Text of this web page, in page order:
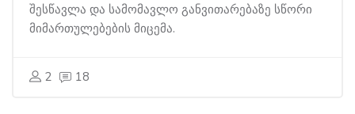
შესწავლა და სამომავლო განვითარებაზე სწორი
მიმართულებების მიცემა.
2 18